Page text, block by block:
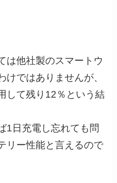
は他社製のスマートウ
けではありませんが、
して残り12％という結
1日充電し忘れても問
リー性能と言えるので